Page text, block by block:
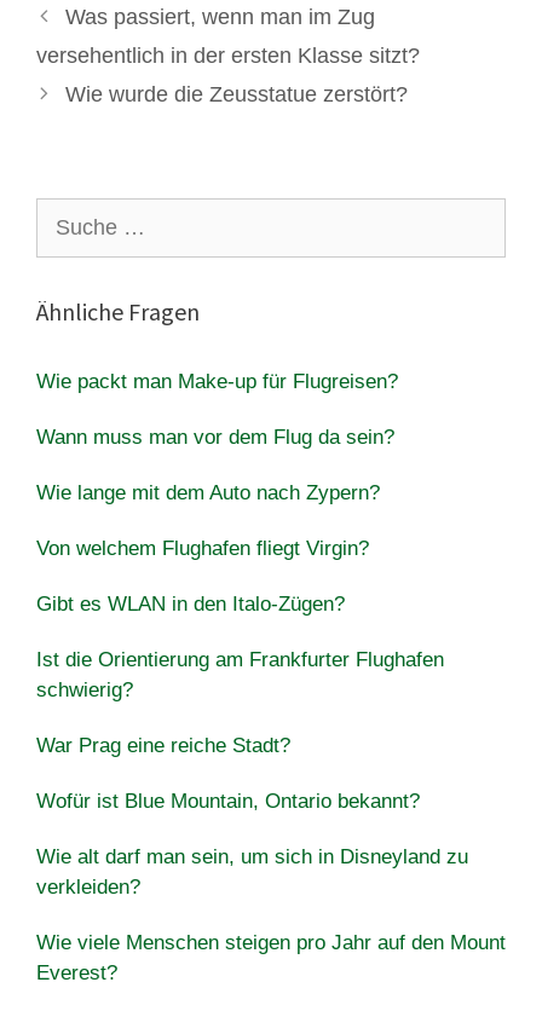
Was passiert, wenn man im Zug
versehentlich in der ersten Klasse sitzt?
Wie wurde die Zeusstatue zerstört?
nach:
Ähnliche Fragen
Wie packt man Make-up für Flugreisen?
Wann muss man vor dem Flug da sein?
Wie lange mit dem Auto nach Zypern?
Von welchem ​​Flughafen fliegt Virgin?
Gibt es WLAN in den Italo-Zügen?
Ist die Orientierung am Frankfurter Flughafen
schwierig?
War Prag eine reiche Stadt?
Wofür ist Blue Mountain, Ontario bekannt?
Wie alt darf man sein, um sich in Disneyland zu
verkleiden?
Wie viele Menschen steigen pro Jahr auf den Mount
Everest?